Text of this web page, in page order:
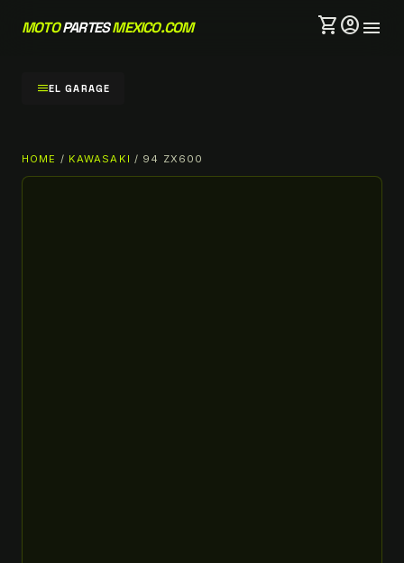
MOTOPARTESMEXICO.COM shopping_cartaccount_circlemenu
menuEL GARAGE
HOME / KAWASAKI / 94 ZX600